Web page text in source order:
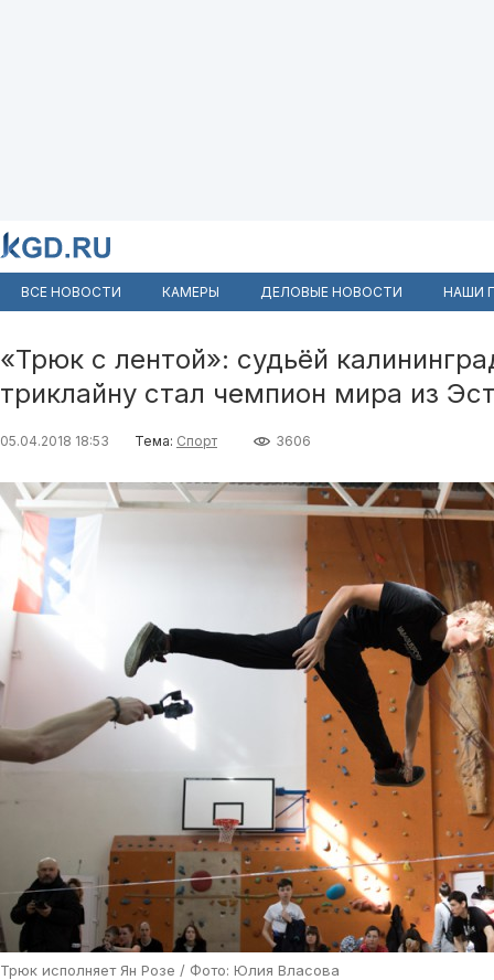
ВСЕ НОВОСТИ КАМЕРЫ ДЕЛОВЫЕ НОВОСТИ НАШИ
«Трюк с лентой»: судьёй
триклайну стал чемпион мира из
05.04.2018 18:53 Тема: Спорт 3606
Трюк исполняет Ян Розе / Фото: Юлия Власова